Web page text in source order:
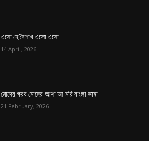
এসো হে বৈশাখ এসো এসো
14 April, 2026
মোদের গরব মোদের আশা আ মরি বাংলা ভাষা
21 February, 2026